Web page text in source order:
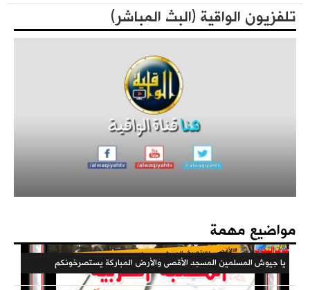
تلفزيون الواقية (البث المباشر)
مواضيع مهمة
فهارس مجلة الوعي
المكتبة الثقافية
يا جيوش المسلمين المسجد الأقصى والأرض المباركة يستصرخونكم
كتاب - فعاليات الذكرى المئوية لهدم الخلافة 1442هـ